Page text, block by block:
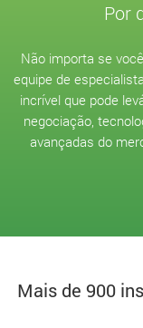
Por
Não importa se
equipe de
incrível que pode
negociação,
avançadas do
Mais de 900